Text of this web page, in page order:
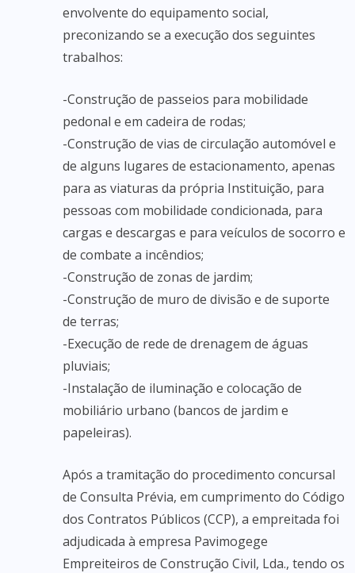
envolvente do equipamento social,
preconizando se a execução dos seguintes
trabalhos:
-Construção de passeios para mobilidade
pedonal e em cadeira de rodas;
-Construção de vias de circulação automóvel e
de alguns lugares de estacionamento, apenas
para as viaturas da própria Instituição, para
pessoas com mobilidade condicionada, para
cargas e descargas e para veículos de socorro e
de combate a incêndios;
-Construção de zonas de jardim;
-Construção de muro de divisão e de suporte
de terras;
-Execução de rede de drenagem de águas
pluviais;
-Instalação de iluminação e colocação de
mobiliário urbano (bancos de jardim e
papeleiras).
Após a tramitação do procedimento concursal
de Consulta Prévia, em cumprimento do Código
dos Contratos Públicos (CCP), a empreitada foi
adjudicada à empresa Pavimogege
Empreiteiros de Construção Civil, Lda., tendo os